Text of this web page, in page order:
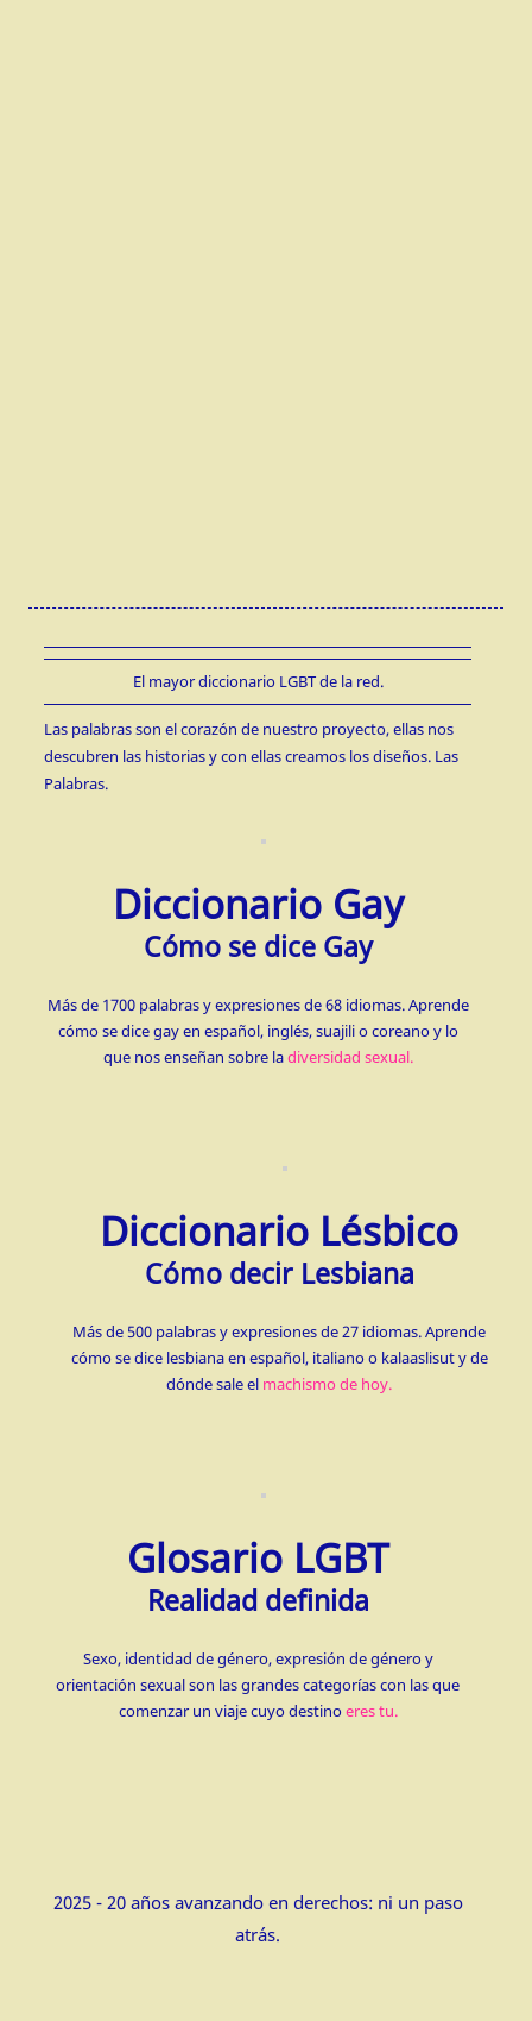
El mayor diccionario LGBT de la red.
Las palabras son el corazón de nuestro proyecto, ellas nos
descubren las historias y con ellas creamos los diseños. Las
Palabras.
Diccionario Gay
Cómo se dice Gay
Más de 1700 palabras y expresiones de 68 idiomas. Aprende
cómo se dice gay en español, inglés, suajili o coreano y lo
que nos enseñan sobre ladiversidad sexual.
Diccionario Lésbico
Cómo decir Lesbiana
Más de 500 palabras y expresiones de 27 idiomas. Aprende
cómo se dice lesbiana en español, italiano o kalaaslisut y de
dónde sale el machismo de hoy.
Glosario LGBT
Realidad definida
Sexo, identidad de género, expresión de género y
orientación sexual son las grandes categorías con las que
comenzar un viaje cuyo destinoeres tu.
2025 - 20 años avanzando en derechos: ni un paso
atrás.